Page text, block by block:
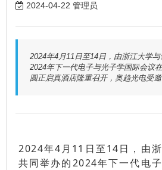
2024-04-22 管理员
2024年4月11日至14日，由浙江大学
2024年下一代电子与光子学国际会议
圆正启真酒店隆重召开，奥趋光电受邀
2024年4月11日至14日，由
共同举办的2024年下一代电